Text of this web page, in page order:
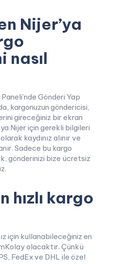
Nijer’ya
nasıl
Gönderi Yap
kargonuzun göndericisi,
gireceğiniz bir ekran
Nijer için gerekli bilgileri
kaydınız alınır ve
Sadece bu kargo
gönderinizi bize ücretsiz
hızlı kargo
için kullanabileceğiniz en
olacaktır. Çünkü
FedEx ve DHL ile özel